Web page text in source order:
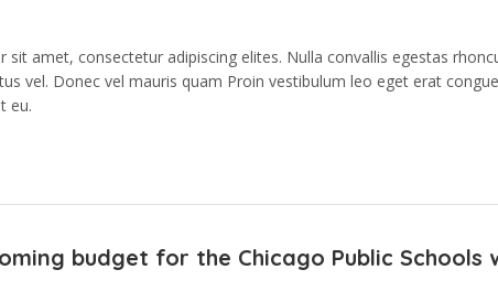
sit amet, consectetur adipiscing elites. Nulla convallis egestas
vel. Donec vel mauris quam Proin vestibulum leo eget erat
eu.
budget for the Chicago Public Schools